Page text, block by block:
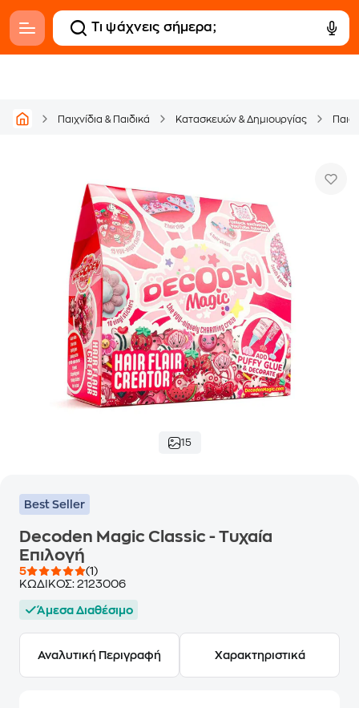
Παιχνίδια & Παιδικά Κατασκευών & Δημιουργίας
15
Best Seller
Decoden Magic Classic - Τυχαία
Επιλογή
5
(1)
ΚΩΔΙΚΟΣ: 2123006
Άμεσα Διαθέσιμο
Αναλυτική Περιγραφή Χαρακτηριστικά